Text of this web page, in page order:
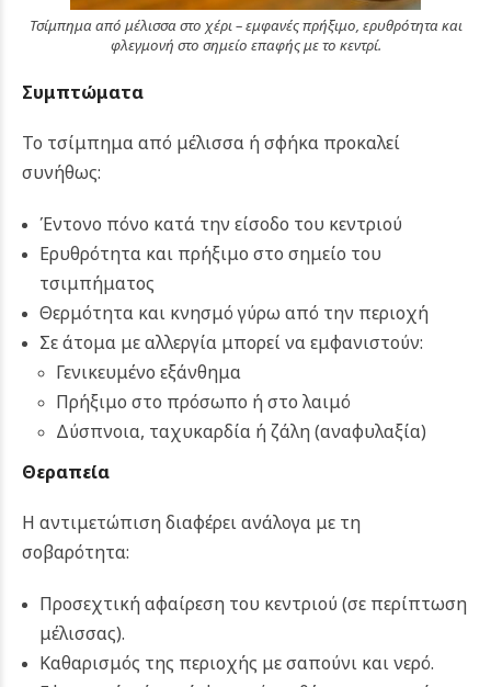
Τσίμπημα από μέλισσα στο χέρι – εμφανές πρήξιμο, ερυθρότητα και
φλεγμονή στο σημείο επαφής με το κεντρί.
Συμπτώματα
Το τσίμπημα από μέλισσα ή σφήκα προκαλεί
συνήθως:
Έντονο πόνο κατά την είσοδο του κεντριού
Ερυθρότητα και πρήξιμο στο σημείο του
τσιμπήματος
Θερμότητα και κνησμό γύρω από την περιοχή
Σε άτομα με αλλεργία μπορεί να εμφανιστούν:
Γενικευμένο εξάνθημα
Πρήξιμο στο πρόσωπο ή στο λαιμό
Δύσπνοια, ταχυκαρδία ή ζάλη (αναφυλαξία)
Θεραπεία
Η αντιμετώπιση διαφέρει ανάλογα με τη
σοβαρότητα:
Προσεχτική αφαίρεση του κεντριού (σε περίπτωση
μέλισσας).
Καθαρισμός της περιοχής με σαπούνι και νερό.